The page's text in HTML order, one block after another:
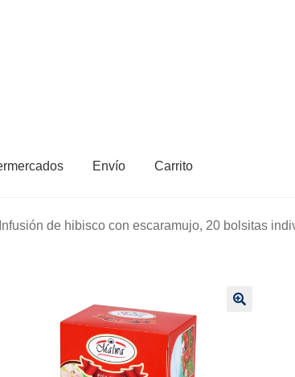
Envío Carrito
Infusión de hibisco con escaramujo, 20 bolsitas